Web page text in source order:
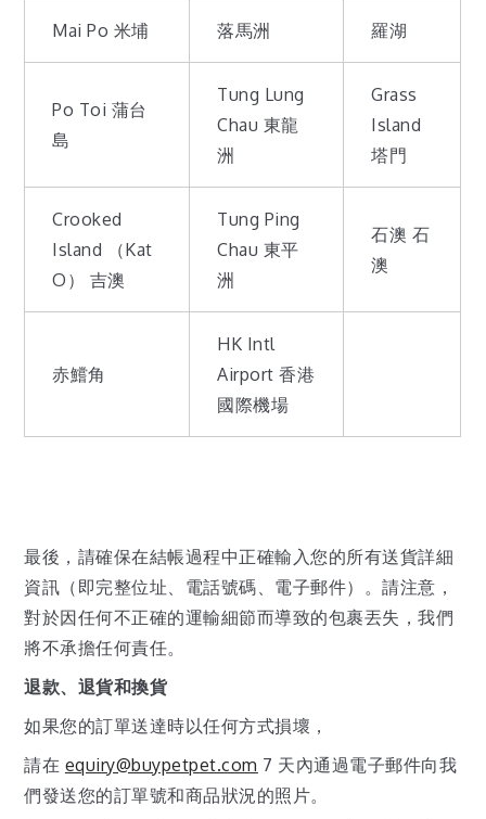
Mai Po 米埔 落馬洲 羅湖
Po Toi 蒲台
島
Tung Lung
Chau 東龍
洲
Grass
Island
塔門
Crooked
Island （Kat
O） 吉澳
Tung Ping
Chau 東平
洲
石澳 石
澳
赤鱨角
HK Intl
Airport 香港
國際機場
最後，請確保在結帳過程中正確輸入您的所有送貨詳細
資訊（即完整位址、電話號碼、電子郵件）。請注意，
對於因任何不正確的運輸細節而導致的包裹丟失，我們
將不承擔任何責任。
退款、退貨和換貨
如果您的訂單送達時以任何方式損壞，
請在 equiry@buypetpet.com 7 天內通過電子郵件向我
們發送您的訂單號和商品狀況的照片。